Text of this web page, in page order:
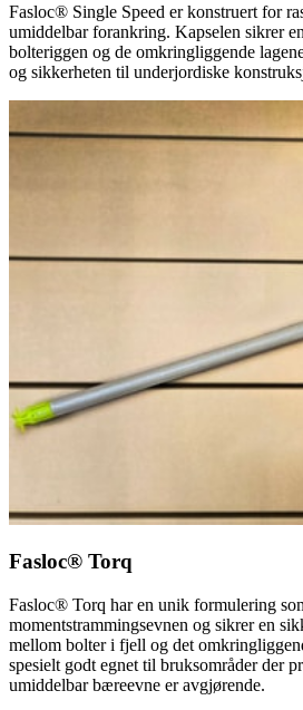
Fasloc® Single Speed er konstruert for
umiddelbar forankring. Kapselen sikrer
bolteriggen og de omkringliggende
og sikkerheten til underjordiske
Fasloc® Torq
Fasloc® Torq har en unik formulering
momentstrammingsevnen og sikrer en
mellom bolter i fjell og det
spesielt godt egnet til bruksområder der
umiddelbar bæreevne er avgjørende.